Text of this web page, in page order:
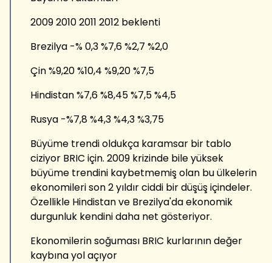
2009 2010 2011 2012 beklenti
Brezilya -% 0,3 %7,6 %2,7 %2,0
Çin %9,20 %10,4 %9,20 %7,5
Hindistan %7,6 %8,45 %7,5 %4,5
Rusya -%7,8 %4,3 %4,3 %3,75
Büyüme trendi oldukça karamsar bir tablo
ciziyor BRIC için. 2009 krizinde bile yüksek
büyüme trendini kaybetmemiş olan bu ülkelerin
ekonomileri son 2 yıldır ciddi bir düşüş içindeler.
Özellikle Hindistan ve Brezilya'da ekonomik
durgunluk kendini daha net gösteriyor.
Ekonomilerin soğuması BRIC kurlarının değer
kaybına yol açıyor